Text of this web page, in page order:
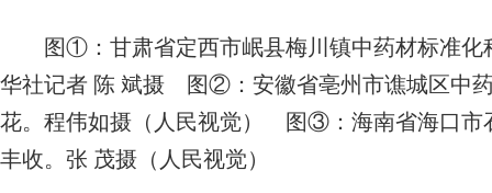
图①：甘肃省定西市岷县梅川镇中药材标准化
华社记者 陈 斌摄 图②：安徽省亳州市谯城区中
花。程伟如摄（人民视觉）
图③：海南省海口市
丰收。张 茂摄（人民视觉）